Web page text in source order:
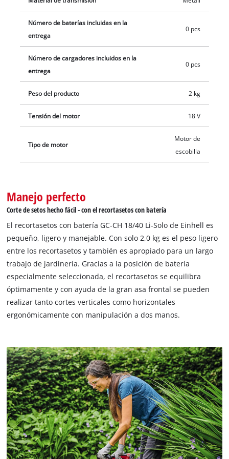
estos son adquiribles por separado, por ejemplo, como un
práctico set para principiantes.
Número de baterías incluidas en la
entrega
0 pcs
Número de cargadores incluidos en la
entrega
0 pcs
Peso del producto 2 kg
Tensión del motor 18 V
Tipo de motor
Motor de
escobilla
Manejo perfecto
Corte de setos hecho fácil - con el recortasetos con batería
El recortasetos con batería GC-CH 18/40 Li-Solo de Einhell es
pequeño, ligero y manejable. Con solo 2,0 kg es el peso ligero
entre los recortasetos y también es apropiado para un largo
trabajo de jardinería. Gracias a la posición de batería
especialmente seleccionada, el recortasetos se equilibra
óptimamente y con ayuda de la gran asa frontal se pueden
realizar tanto cortes verticales como horizontales
ergonómicamente con manipulación a dos manos.